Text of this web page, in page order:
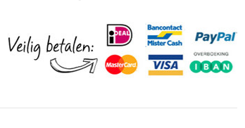
58mm)
aantal